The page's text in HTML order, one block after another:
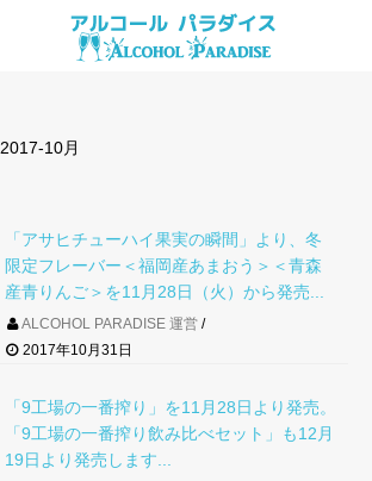
2017-10月
「アサヒチューハイ果実の瞬間」より、冬
限定フレーバー＜福岡産あまおう＞＜青森
産青りんご＞を11月28日（火）から発売...
ALCOHOL PARADISE 運営
2017年10月31日
「9工場の一番搾り」を11月28日より発売。
「9工場の一番搾り飲み比べセット」も12月
19日より発売します...